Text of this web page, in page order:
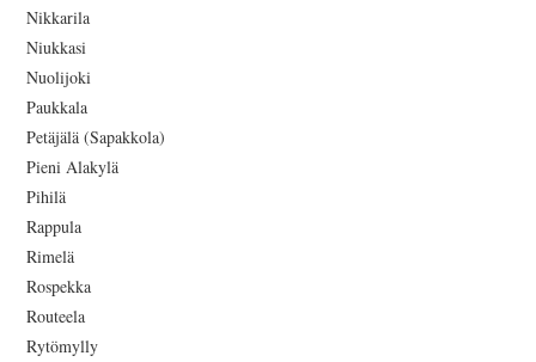
Nikkarila
Niukkasi
Nuolijoki
Paukkala
Petäjälä (Sapakkola)
Pieni Alakylä
Pihilä
Rappula
Rimelä
Rospekka
Routeela
Rytömylly